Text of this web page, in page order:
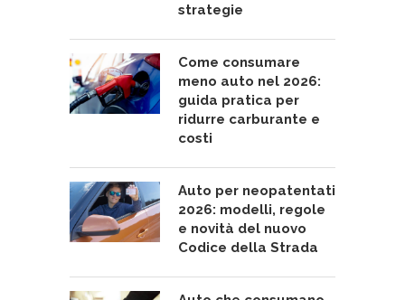
strategie
Come consumare
meno auto nel 2026:
guida pratica per
ridurre carburante e
costi
Auto per neopatentati
2026: modelli, regole
e novità del nuovo
Codice della Strada